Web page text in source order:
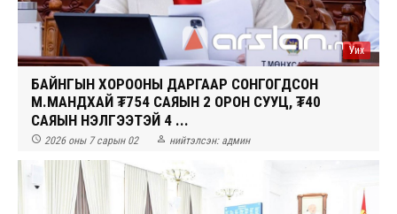
Уих
БАЙНГЫН ХОРООНЫ ДАРГААР СОНГОГДСОН
М.МАНДХАЙ ₮754 САЯЫН 2 ОРОН СУУЦ, ₮40
САЯЫН ҮНЭЛГЭЭТЭЙ 4 ...
 2026 оны 7 сарын 02  нийтэлсэн: админ